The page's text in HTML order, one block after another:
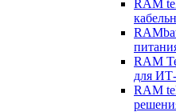
RAM
RAM
для
RAM